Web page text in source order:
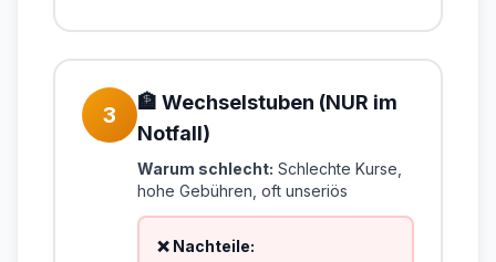
3
🏦 Wechselstuben (NUR im
Notfall)
Warum schlecht: Schlechte Kurse,
hohe Gebühren, oft unseriös
❌ Nachteile: